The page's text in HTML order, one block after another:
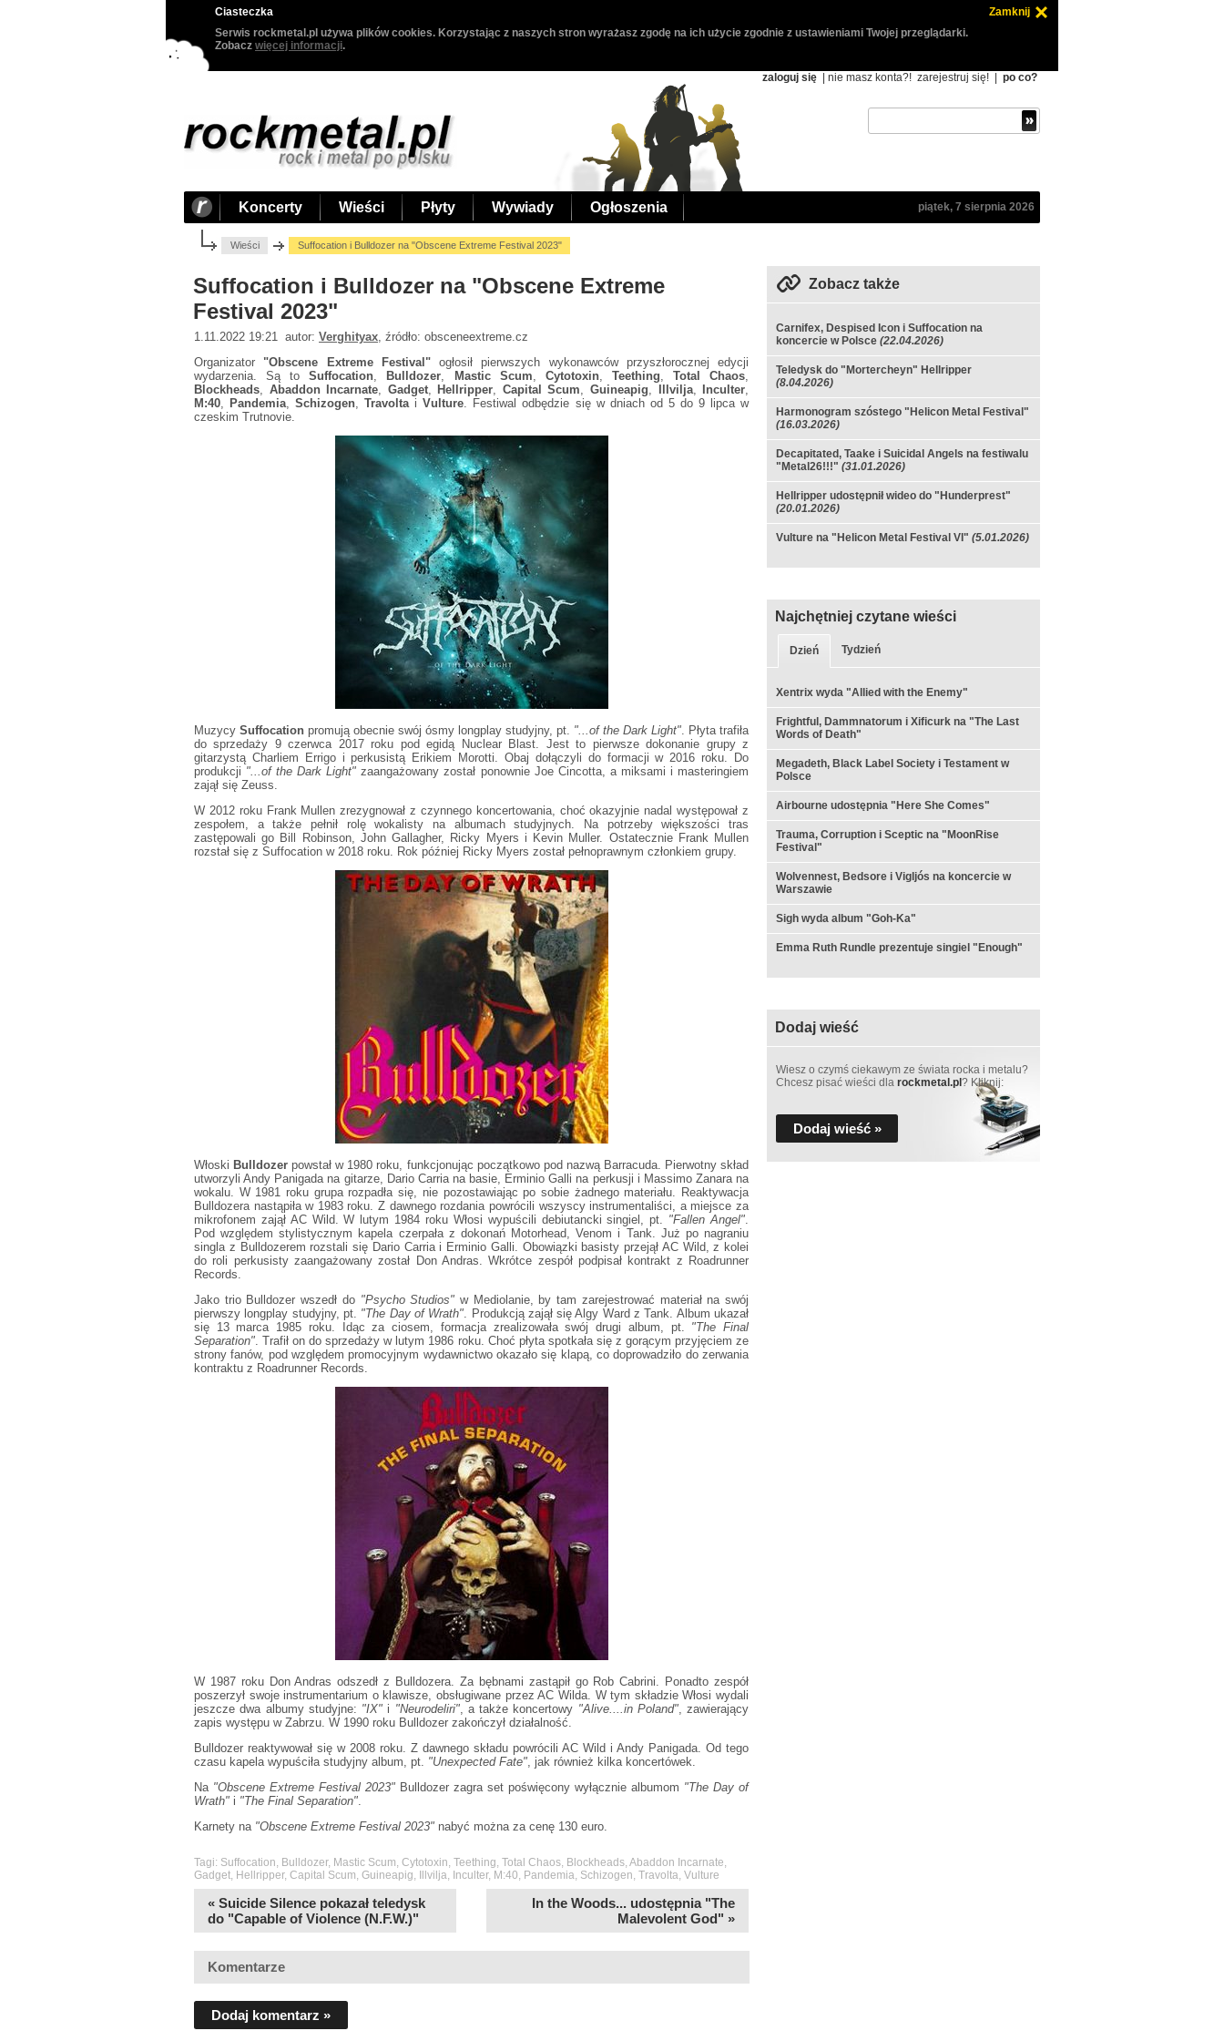
Ciasteczka
Zamknij
Serwis rockmetal.pl używa plików cookies. Korzystając z naszych stron wyrażasz zgodę na ich użycie zgodnie z ustawieniami Twojej przeglądarki.
Zobacz więcej informacji.
zaloguj się | nie masz konta?! zarejestruj się! po co?
Koncerty Wieści Płyty Wywiady Ogłoszenia piątek, 7 sierpnia 2026
Wieści Suffocation i Bulldozer na "Obscene Extreme Festival 2023"
Suffocation i Bulldozer na "Obscene Extreme
Festival 2023"
1.11.2022 19:21 autor: Verghityax , źródło: obsceneextreme.cz
Organizator "Obscene Extreme Festival"ogłosił pierwszych wykonawców przyszłorocznej edycji
wydarzenia. Są toSuffocation Bulldozer Mastic Scum Cytotoxin, Teething Total Chaos
Blockheads
Abaddon Incarnate Gadget, Hellripper Capital Scum Guineapig Illvilja, Inculter
M:40
Pandemia ,Schizogen ,Travolta iVulture . Festiwal odbędzie się w dniach od 5 do 9 lipca w
czeskim Trutnovie.
Muzycy Suffocation promują obecnie swój ósmy longplay studyjny, pt. "...of the Dark Light" . Płyta trafiła
do sprzedaży 9 czerwca 2017 roku pod egidą Nuclear Blast. Jest to pierwsze dokonanie grupy z
gitarzystą Charliem Errigo i perkusistą Erikiem Morotti. Obaj dołączyli do formacji w 2016 roku. Do
produkcji "...of the Dark Light"zaangażowany został ponownie Joe Cincotta, a miksami i masteringiem
zajął się Zeuss.
W 2012 roku Frank Mullen zrezygnował z czynnego koncertowania, choć okazyjnie nadal występował z
zespołem, a także pełnił rolę wokalisty na albumach studyjnych. Na potrzeby większości tras
zastępowali go Bill Robinson, John Gallagher, Ricky Myers i Kevin Muller. Ostatecznie Frank Mullen
rozstał się z Suffocation w 2018 roku. Rok później Ricky Myers został pełnoprawnym członkiem grupy.
Włoski Bulldozer powstał w 1980 roku, funkcjonując początkowo pod nazwą Barracuda. Pierwotny skład
utworzyli Andy Panigada na gitarze, Dario Carria na basie, Erminio Galli na perkusji i Massimo Zanara na
wokalu. W 1981 roku grupa rozpadła się, nie pozostawiając po sobie żadnego materiału. Reaktywacja
Bulldozera nastąpiła w 1983 roku. Z dawnego rozdania powrócili wszyscy instrumentaliści, a miejsce za
mikrofonem zajął AC Wild. W lutym 1984 roku Włosi wypuścili debiutancki singiel, pt. "Fallen Angel"
Pod względem stylistycznym kapela czerpała z dokonań Motorhead, Venom i Tank. Już po nagraniu
singla z Bulldozerem rozstali się Dario Carria i Erminio Galli. Obowiązki basisty przejął AC Wild, z kolei
do roli perkusisty zaangażowany został Don Andras. Wkrótce zespół podpisał kontrakt z Roadrunner
Records.
Jako trio Bulldozer wszedł do "Psycho Studios" w Mediolanie, by tam zarejestrować materiał na swój
pierwszy longplay studyjny, pt. "The Day of Wrath" . Produkcją zajął się Algy Ward z Tank. Album ukazał
się 13 marca 1985 roku. Idąc za ciosem, formacja zrealizowała swój drugi album, pt.
"The Final
Separation" . Trafił on do sprzedaży w lutym 1986 roku. Choć płyta spotkała się z gorącym przyjęciem ze
strony fanów, pod względem promocyjnym wydawnictwo okazało się klapą, co doprowadziło do zerwania
kontraktu z Roadrunner Records.
W 1987 roku Don Andras odszedł z Bulldozera. Za bębnami zastąpił go Rob Cabrini. Ponadto zespół
poszerzył swoje instrumentarium o klawisze, obsługiwane przez AC Wilda. W tym składzie Włosi wydali
jeszcze dwa albumy studyjne: "IX" i "Neurodeliri", a także koncertowy "Alive....in Poland", zawierający
zapis występu w Zabrzu. W 1990 roku Bulldozer zakończył działalność.
Bulldozer reaktywował się w 2008 roku. Z dawnego składu powrócili AC Wild i Andy Panigada. Od tego
czasu kapela wypuściła studyjny album, pt. "Unexpected Fate" , jak również kilka koncertówek.
Na "Obscene Extreme Festival 2023" Bulldozer zagra set poświęcony wyłącznie albumom "The Day of
Wrath" i "The Final Separation"
Karnety na "Obscene Extreme Festival 2023" nabyć można za cenę 130 euro.
Tagi: Suffocation Bulldozer, Mastic Scum Cytotoxin Teething Total Chaos Blockheads Abaddon Incarnate
Gadget Hellripper, Capital Scum Guineapig Illvilja Inculter, M:40 Pandemia Schizogen Travolta Vulture
« Suicide Silence pokazał teledysk
do "Capable of Violence (N.F.W.)"
In the Woods... udostępnia "The
Malevolent God" »
Komentarze
Dodaj komentarz »
Zobacz także
Carnifex, Despised Icon i Suffocation na
koncercie w Polsce (22.04.2026)
Teledysk do "Mortercheyn" Hellripper
(8.04.2026)
Harmonogram szóstego "Helicon Metal Festival"
(16.03.2026)
Decapitated, Taake i Suicidal Angels na festiwalu
"Metal26!!!" (31.01.2026)
Hellripper udostępnił wideo do "Hunderprest"
(20.01.2026)
Vulture na "Helicon Metal Festival VI" (5.01.2026)
Najchętniej czytane wieści
Dzień Tydzień
Xentrix wyda "Allied with the Enemy"
Frightful, Dammnatorum i Xificurk na "The Last
Words of Death"
Megadeth, Black Label Society i Testament w
Polsce
Airbourne udostępnia "Here She Comes"
Trauma, Corruption i Sceptic na "MoonRise
Festival"
Wolvennest, Bedsore i Vigljós na koncercie w
Warszawie
Sigh wyda album "Goh-Ka"
Emma Ruth Rundle prezentuje singiel "Enough"
Dodaj wieść
Wiesz o czymś ciekawym ze świata rocka i metalu?
Chcesz pisać wieści dla rockmetal.pl ? Kliknij:
Dodaj wieść »